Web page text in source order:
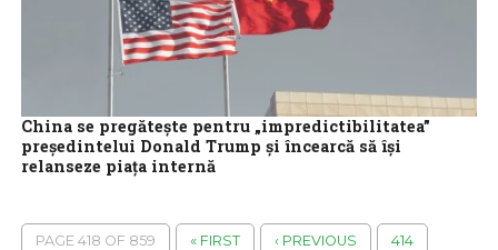
China se pregătește pentru „impredictibilitatea”
președintelui Donald Trump și încearcă să își
relanseze piața internă
internă în fața...
PAGE 418 OF 859 « FIRST ‹ PREVIOUS 414